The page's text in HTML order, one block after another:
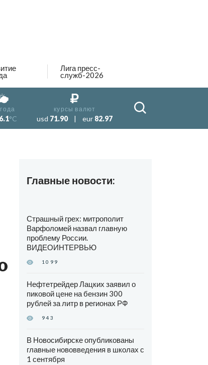
Лига пресс-
служб-2026
°C
курсы валют
usd 71.90 | eur 82.97
Главные новости:
Страшный грех: митрополит
Варфоломей назвал главную
проблему России.
ВИДЕОИНТЕРВЬЮ
1099
Нефтетрейдер Лацких заявил о
пиковой цене на бензин 300
рублей за литр в регионах РФ
943
В Новосибирске опубликованы
главные нововведения в школах с
1 сентября